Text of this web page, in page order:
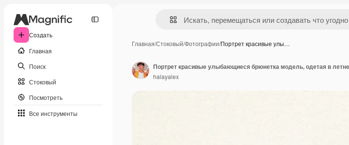
Создать
Главная
Поиск
Стоковый
Посмотреть
Все инструменты
Главная/Стоковый/Фотографии/Портрет красивые улы…
halayalex